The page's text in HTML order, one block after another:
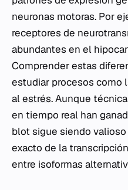
neuronas motoras. Por
receptores de
abundantes en el
Comprender estas
estudiar procesos como
alestrés. Aunque
en tiempo real han
blot sigue siendo
exacto de la
entre isoformas